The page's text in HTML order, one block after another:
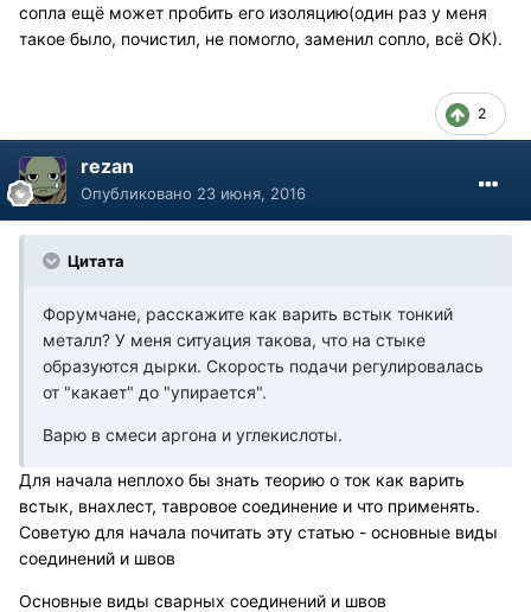
сопла ещё может пробить его изоляцию(один раз у меня
такое было, почистил, не помогло, заменил сопло, всё ОК).
2
rezan
Опубликовано 23 июня, 2016
Цитата
Форумчане, расскажите как варить встык тонкий
металл? У меня ситуация такова, что на стыке
образуются дырки. Скорость подачи регулировалась
от "какает" до "упирается".
Варю в смеси аргона и углекислоты.
Для начала неплохо бы знать теорию о ток как варить
встык, внахлест, тавровое соединение и что применять.
Советую для начала почитать эту статью - основные виды
соединений и швов
Основные виды сварных соединений и швов